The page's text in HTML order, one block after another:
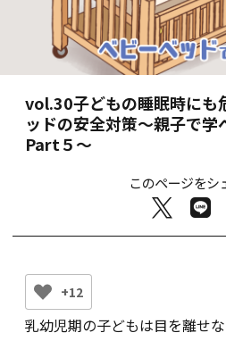
vol.30子どもの睡眠時にも
ッドの安全対策〜親子で学
Part５〜
このページをシ
+12
乳幼児期の子どもは目を離せ